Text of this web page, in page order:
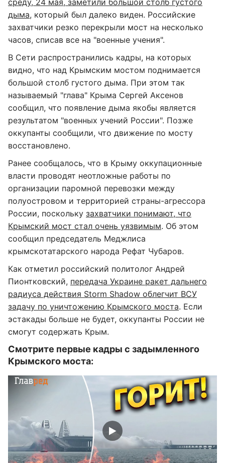
среду, 24 мая, заметили большой столб густого
дыма, который был далеко виден. Российские
захватчики резко перекрыли мост на несколько
часов, списав все на "военные учения".
В Сети распространились кадры, на которых
видно, что над Крымским мостом поднимается
большой столб густого дыма. При этом так
называемый "глава" Крыма Сергей Аксенов
сообщил, что появление дыма якобы является
результатом "военных учений России". Позже
оккупанты сообщили, что движение по мосту
восстановлено.
Ранее сообщалось, что в Крыму оккупационные
власти проводят неотложные работы по
организации паромной перевозки между
полуостровом и территорией страны-агрессора
России, поскольку захватчики понимают, что
Крымский мост стал очень уязвимым. Об этом
сообщил председатель Меджлиса
крымскотатарского народа Рефат Чубаров.
Как отметил российский политолог Андрей
Пионтковский, передача Украине ракет дальнего
радиуса действия Storm Shadow облегчит ВСУ
задачу по уничтожению Крымского моста. Если
эстакады больше не будет, оккупанты России не
смогут содержать Крым.
Смотрите первые кадры с задымленного
Крымского моста: